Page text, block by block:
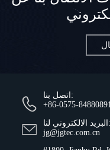
اتصل بنا:
+86-0575-
البريد الالكتروني لنا:
jg@jgtec.com.cn